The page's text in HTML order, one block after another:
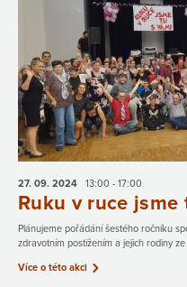
27. 09. 2024 13:00 - 17:00
Ruku v ruce jsme
Plánujeme pořádání šestého ročníku
zdravotním postižením a jejich rodiny
Více o této akci